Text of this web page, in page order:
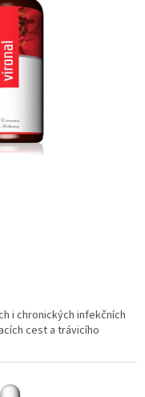
i chronických infekčních
cest a trávicího